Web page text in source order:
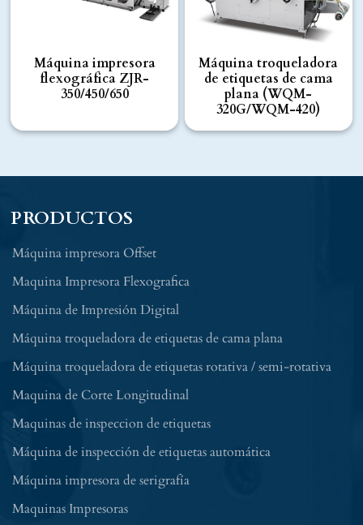
Máquina impresora
flexográfica ZJR-
350/450/650
Máquina troqueladora
de etiquetas de cama
plana (WQM-
320G/WQM-420)
PRODUCTOS
Máquina impresora Offset
Maquina Impresora Flexografica
Máquina de Impresión Digital
Máquina troqueladora de etiquetas de cama plana
Máquina troqueladora de etiquetas rotativa / semi-rotativa
Maquina de Corte Longitudinal
Maquinas de inspeccion de etiquetas
Máquina de inspección de etiquetas automática
Máquina impresora de serigrafía
Maquinas Impresoras